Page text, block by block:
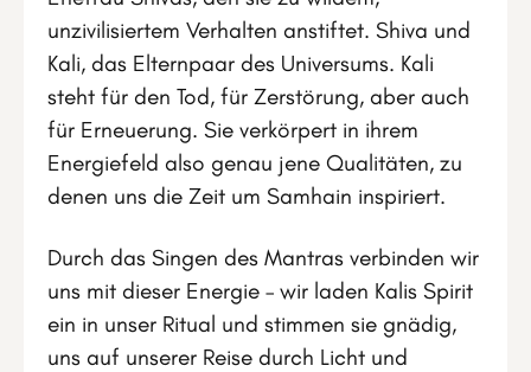
unzivilisiertem Verhalten anstiftet. Shiva und
Kali, das Elternpaar des Universums. Kali
steht für den Tod, für Zerstörung, aber auch
für Erneuerung. Sie verkörpert in ihrem
Energiefeld also genau jene Qualitäten, zu
denen uns die Zeit um Samhain inspiriert.
Durch das Singen des Mantras verbinden wir
uns mit dieser Energie – wir laden Kalis Spirit
ein in unser Ritual und stimmen sie gnädig,
uns auf unserer Reise durch Licht und